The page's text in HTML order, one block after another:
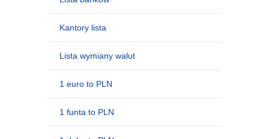
Kantory lista
Lista wymiany walut
1 euro to PLN
1 funta to PLN